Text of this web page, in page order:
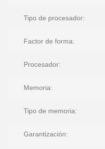
Tipo de procesador:
Factor de forma:
Procesador:
Memoria:
Tipo de memoria:
Garantización: